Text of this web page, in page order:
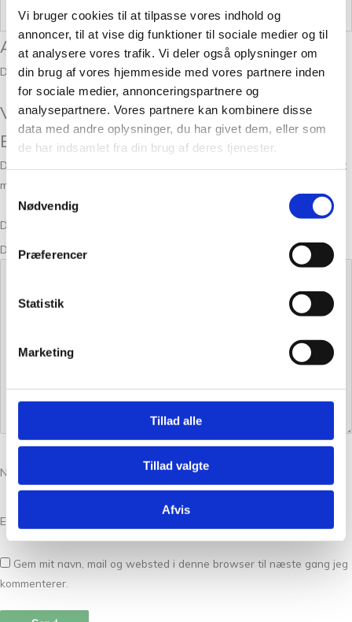
Vi bruger cookies til at tilpasse vores indhold og
annoncer, til at vise dig funktioner til sociale medier og til
at analysere vores trafik. Vi deler også oplysninger om
din brug af vores hjemmeside med vores partnere inden
for sociale medier, annonceringspartnere og
analysepartnere. Vores partnere kan kombinere disse
data med andre oplysninger, du har givet dem, eller som
de har indsamlet fra din brug af deres tjenester.
Nødvendig
Præferencer
Statistik
Marketing
Tillad alle
Tillad valgte
Afvis
Vægt 0,100 kg
Anmeldelser
Der er endnu ikke nogle anmeldelser.
Vær den første til at anmelde “Triple Sky
Blue 46”
Din e-mailadresse vil ikke blive publiceret.
Krævede felter er markeret
med
Din bedømmelse
Din anmeldelse*
Navn
E-mail
Gem mit navn, mail og websted i denne browser til næste gang jeg
kommenterer.